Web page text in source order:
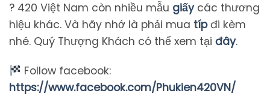
? 420 Việt Nam còn nhiều mẫu giấycác thương
hiệu khác. Và hãy nhớ là phải mua típđi kèm
nhé. Quý Thượng Khách có thể xem tại đây.
Follow facebook:
https://www.facebook.com/Phukien420VN/